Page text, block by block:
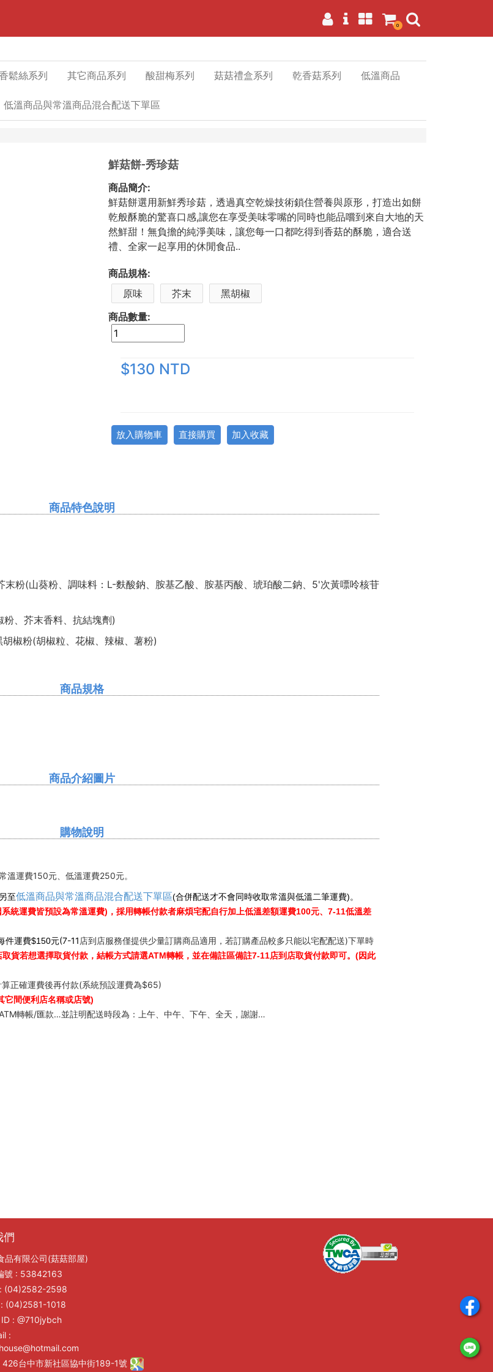
0
鬆絲系列 其它商品系列 酸甜梅系列 菇菇禮盒系列 乾香菇系列 低溫商品
低溫商品與常溫商品混合配送下單區
鮮菇餅-秀珍菇
商品簡介:
鮮菇餅選用新鮮秀珍菇，透過真空乾燥技術鎖住營養與原形，打造出如餅
乾般酥脆的驚喜口感,讓您在享受美味零嘴的同時也能品嚐到來自大地的天
然鮮甜！無負擔的純淨美味，讓您每一口都吃得到香菇的酥脆，適合送
禮、全家一起享用的休閒食品..
商品規格:
原味
芥末
黑胡椒
商品數量:
$130 NTD
放入購物車 直接購買 加入收藏
商品特色說明
粉(山葵粉、調味料：L-麩酸鈉、胺基乙酸、胺基丙酸、琥珀酸二鈉、5'次黃嘌呤核苷
末香料、抗結塊劑)
椒粉(胡椒粒、花椒、辣椒、薯粉)
商品規格
商品介紹圖片
購物說明
溫運費150元、低溫運費250元。
至低溫商品與常溫商品混合配送下單區(合併配送才不會同時收取常溫與低溫二筆運費)。
統運費皆預設為常溫運費)，採用轉帳付款者麻煩宅配自行加上低溫差額運費100元、7-11低溫差
件運費$150元(7-11 店到店服務僅提供少量訂購商品適用，若訂購產品較多只能以宅配配送)下單時
貨若想選擇取貨付款，結帳方式請選ATM轉帳，並在備註區備註7-11店到店取貨付款即可。(因此
正確運費後再付款(系統預設運費為$65)
它間便利店名稱或店號)
轉帳/匯款…並註明配送時段為：上午、中午、下午、全天，謝謝…
們
品有限公司(菇菇部屋)
號 : 53842163
(04)2582-2598
(04)2581-1018
: @710jybch
:
426台中市新社區協中街189-1號